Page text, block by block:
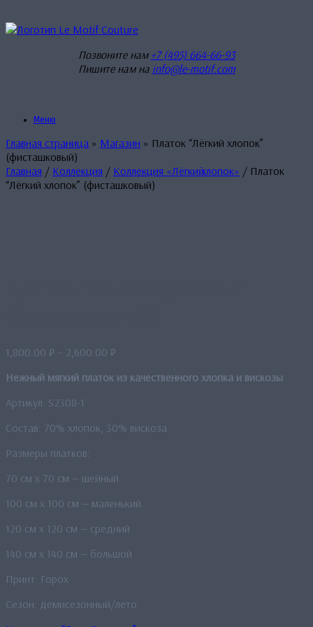
к
Позвоните нам +7 (495) 664-66-93
Пишите нам на info@le-motif.com
Меню
Главная страница » Магазин » Платок “Лёгкий хлопок”
(фисташковый)
Главная / Коллекция / Коллекция «Лёгкиӣ хлопок» / Платок
“Лёгкий хлопок” (фисташковый)
1,800.00 ₽ – 2,600.00 ₽
1,800.00 ₽
Нежный мягкий платок из качественного хлопка и вискозы
Артикул: S2308-1
Состав: 70% хлопок, 30% вискоза
Размеры платков:
70 см х 70 см — шейный
100 см x 100 см — маленький
120 см х 120 см — средний
140 см х 140 см — большой
Принт: Горох
Сезон: демисезонный/лето